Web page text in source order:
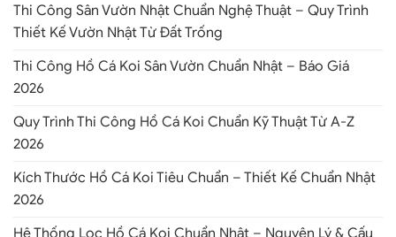
Thi Công Sân Vườn Nhật Chuẩn Nghệ Thuật – Quy Trình
Thiết Kế Vườn Nhật Từ Đất Trống
Thi Công Hồ Cá Koi Sân Vườn Chuẩn Nhật – Báo Giá
2026
Quy Trình Thi Công Hồ Cá Koi Chuẩn Kỹ Thuật Từ A-Z
2026
Kích Thước Hồ Cá Koi Tiêu Chuẩn – Thiết Kế Chuẩn Nhật
2026